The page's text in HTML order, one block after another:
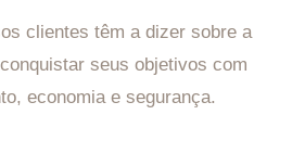
clientes têm a dizer sobre a
seus objetivos com
economia e segurança.